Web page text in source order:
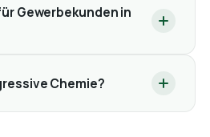
Gewerbekunden in
Chemie?